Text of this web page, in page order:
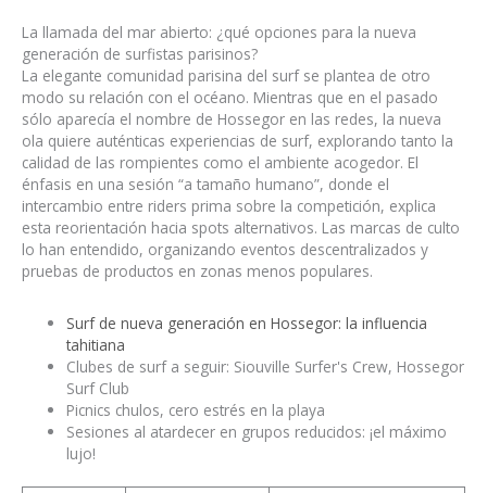
La llamada del mar abierto: ¿qué opciones para la nueva
generación de surfistas parisinos?
La elegante comunidad parisina del surf se plantea de otro
modo su relación con el océano. Mientras que en el pasado
sólo aparecía el nombre de Hossegor en las redes, la nueva
ola quiere auténticas experiencias de surf, explorando tanto la
calidad de las rompientes como el ambiente acogedor. El
énfasis en una sesión “a tamaño humano”, donde el
intercambio entre riders prima sobre la competición, explica
esta reorientación hacia spots alternativos. Las marcas de culto
lo han entendido, organizando eventos descentralizados y
pruebas de productos en zonas menos populares.
Surf de nueva generación en Hossegor: la influencia
tahitiana
Clubes de surf a seguir: Siouville Surfer's Crew, Hossegor
Surf Club
Picnics chulos, cero estrés en la playa
Sesiones al atardecer en grupos reducidos: ¡el máximo
lujo!